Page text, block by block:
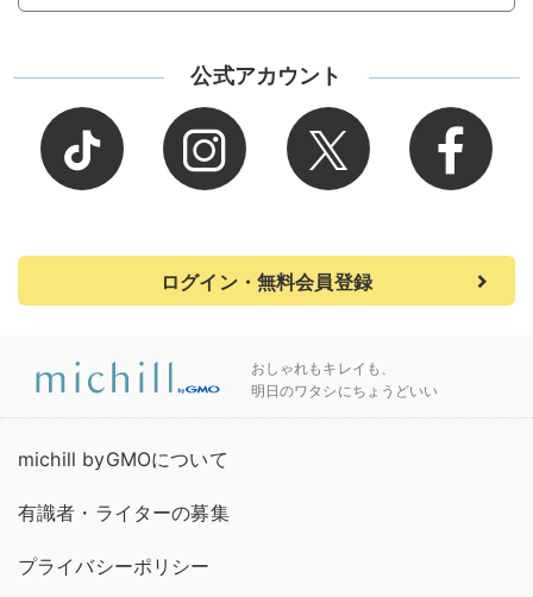
公式アカウント
ログイン・無料会員登録
おしゃれもキレイも、
明日のワタシにちょうどいい
michill byGMOについて
有識者・ライターの募集
プライバシーポリシー